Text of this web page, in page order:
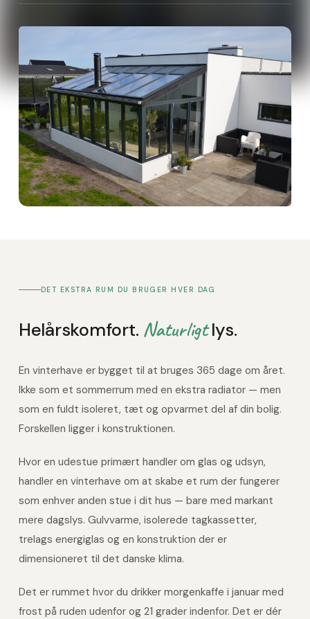
Spørgsmål & svar
DET EKSTRA RUM DU BRUGER HVER DAG
Helårskomfort. Naturligtlys.
En vinterhave er bygget til at bruges 365 dage om året.
Ikke som et sommerrum med en ekstra radiator — men
som en fuldt isoleret, tæt og opvarmet del af din bolig.
Forskellen ligger i konstruktionen.
Hvor en udestue primært handler om glas og udsyn,
handler en vinterhave om at skabe et rum der fungerer
som enhver anden stue i dit hus — bare med markant
mere dagslys. Gulvvarme, isolerede tagkassetter,
trelags energiglas og en konstruktion der er
dimensioneret til det danske klima.
Det er rummet hvor du drikker morgenkaffe i januar med
frost på ruden udenfor og 21 grader indenfor. Det er dér